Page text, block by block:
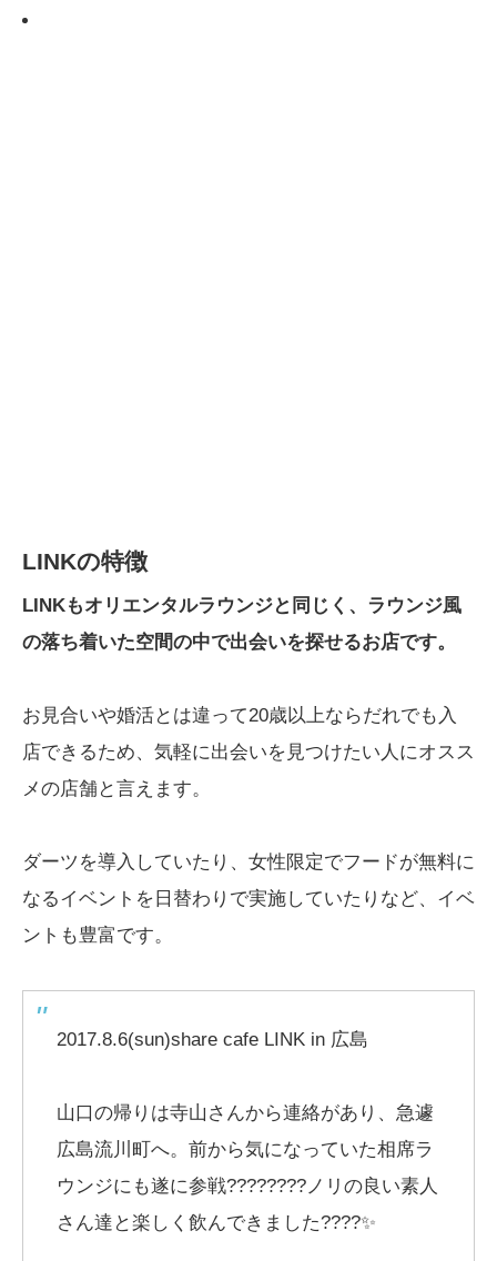
LINKの特徴
LINKもオリエンタルラウンジと同じく、ラウンジ風
の落ち着いた空間の中で出会いを探せるお店です。
お見合いや婚活とは違って20歳以上ならだれでも入
店できるため、気軽に出会いを見つけたい人にオスス
メの店舗と言えます。
ダーツを導入していたり、女性限定でフードが無料に
なるイベントを日替わりで実施していたりなど、イベ
ントも豊富です。
2017.8.6(sun)share cafe LINK in 広島
山口の帰りは寺山さんから連絡があり、急遽
広島流川町へ。前から気になっていた相席ラ
ウンジにも遂に参戦????????ノリの良い素人
さん達と楽しく飲んできました????✨